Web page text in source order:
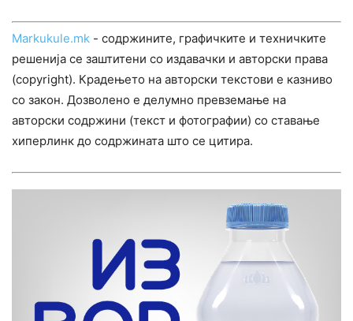
Markukule.mk - содржините, графичките и техничките
решенија се заштитени со издавачки и авторски права
(copyright). Крадењето на авторски текстови е казниво
со закон. Дозволено е делумно превземање на
авторски содржини (текст и фотографии) со ставање
хиперлинк до содржината што се цитира.